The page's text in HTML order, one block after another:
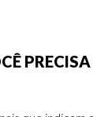
PRECISA